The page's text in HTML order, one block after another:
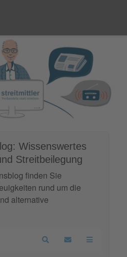
Wissenswertes
Streitbeilegung
finden Sie
rund um die
alternative
SearchUpdates